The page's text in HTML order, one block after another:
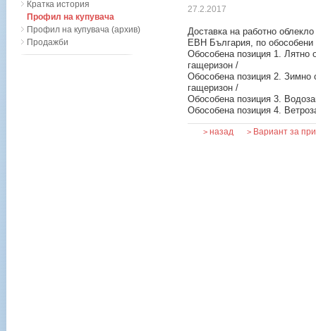
27.2.2017
Доставка на работно
ЕВН България, по обособени
Обособена позиция 1. Лятно
гащеризон /
Обособена позиция 2. Зимно
гащеризон /
Обособена позиция 3.
Обособена позиция 4.
> назад > Вариант за
Кратка история
Профил на купувача
Профил на купувача (архив)
Продажби